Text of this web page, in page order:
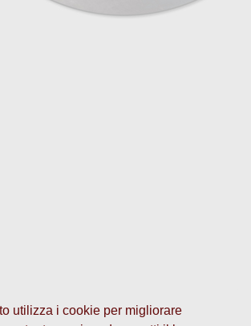
utilizza i cookie per migliorare